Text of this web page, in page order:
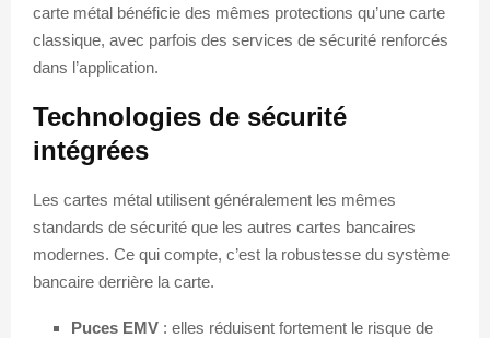
carte métal bénéficie des mêmes protections qu’une carte
classique, avec parfois des services de sécurité renforcés
dans l’application.
Technologies de sécurité
intégrées
Les cartes métal utilisent généralement les mêmes
standards de sécurité que les autres cartes bancaires
modernes. Ce qui compte, c’est la robustesse du système
bancaire derrière la carte.
Puces EMV : elles réduisent fortement le risque de